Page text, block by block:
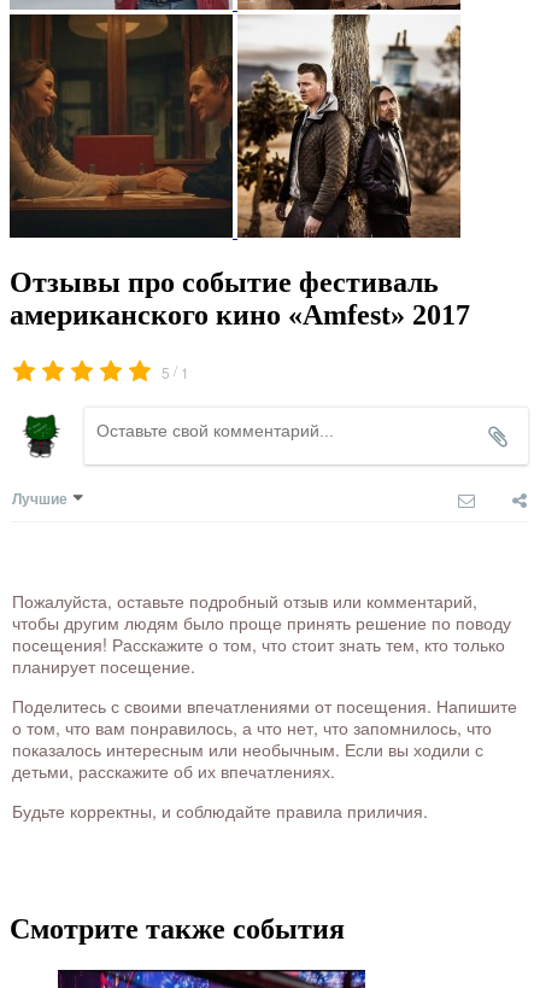
Отзывы про событие фестиваль
американского кино «Amfest» 2017
5 / 1
Лучшие
Пожалуйста, оставьте подробный отзыв или комментарий,
чтобы другим людям было проще принять решение по поводу
посещения! Расскажите о том, что стоит знать тем, кто только
планирует посещение.
Поделитесь с своими впечатлениями от посещения. Напишите
о том, что вам понравилось, а что нет, что запомнилось, что
показалось интересным или необычным. Если вы ходили с
детьми, расскажите об их впечатлениях.
Будьте корректны, и соблюдайте правила приличия.
Смотрите также события